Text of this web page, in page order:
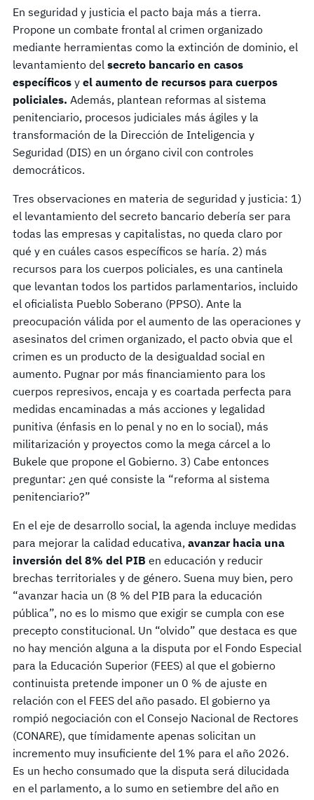
En seguridad y justicia el pacto baja más a tierra.
Propone un combate frontal al crimen organizado
mediante herramientas como la extinción de dominio, el
levantamiento del secreto bancario en casos
específicos y el aumento de recursos para cuerpos
policiales. Además, plantean reformas al sistema
penitenciario, procesos judiciales más ágiles y la
transformación de la Dirección de Inteligencia y
Seguridad (DIS) en un órgano civil con controles
democráticos.
Tres observaciones en materia de seguridad y justicia: 1)
el levantamiento del secreto bancario debería ser para
todas las empresas y capitalistas, no queda claro por
qué y en cuáles casos específicos se haría. 2) más
recursos para los cuerpos policiales, es una cantinela
que levantan todos los partidos parlamentarios, incluido
el oficialista Pueblo Soberano (PPSO). Ante la
preocupación válida por el aumento de las operaciones y
asesinatos del crimen organizado, el pacto obvia que el
crimen es un producto de la desigualdad social en
aumento. Pugnar por más financiamiento para los
cuerpos represivos, encaja y es coartada perfecta para
medidas encaminadas a más acciones y legalidad
punitiva (énfasis en lo penal y no en lo social), más
militarización y proyectos como la mega cárcel a lo
Bukele que propone el Gobierno. 3) Cabe entonces
preguntar: ¿en qué consiste la “reforma al sistema
penitenciario?”
En el eje de desarrollo social, la agenda incluye medidas
para mejorar la calidad educativa, avanzar hacia una
inversión del 8% del PIB en educación y reducir
brechas territoriales y de género. Suena muy bien, pero
“avanzar hacia un (8 % del PIB para la educación
pública”, no es lo mismo que exigir se cumpla con ese
precepto constitucional. Un “olvido” que destaca es que
no hay mención alguna a la disputa por el Fondo Especial
para la Educación Superior (FEES) al que el gobierno
continuista pretende imponer un 0 % de ajuste en
relación con el FEES del año pasado. El gobierno ya
rompió negociación con el Consejo Nacional de Rectores
(CONARE), que tímidamente apenas solicitan un
incremento muy insuficiente del 1% para el año 2026.
Es un hecho consumado que la disputa será dilucidada
en el parlamento, a lo sumo en setiembre del año en